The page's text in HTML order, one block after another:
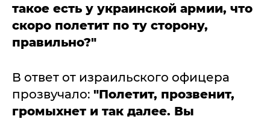
такое есть у украинской армии, что
скоро полетит по ту сторону,
правильно?"
В ответ от израильского офицера
прозвучало: "Полетит, прозвенит,
громыхнет и так далее. Вы